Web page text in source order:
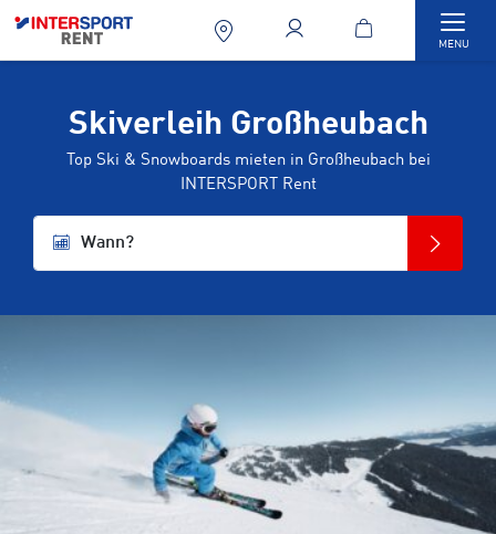
MENU
Skiverleih Großheubach
Top Ski & Snowboards mieten in Großheubach bei
INTERSPORT Rent
Wann?